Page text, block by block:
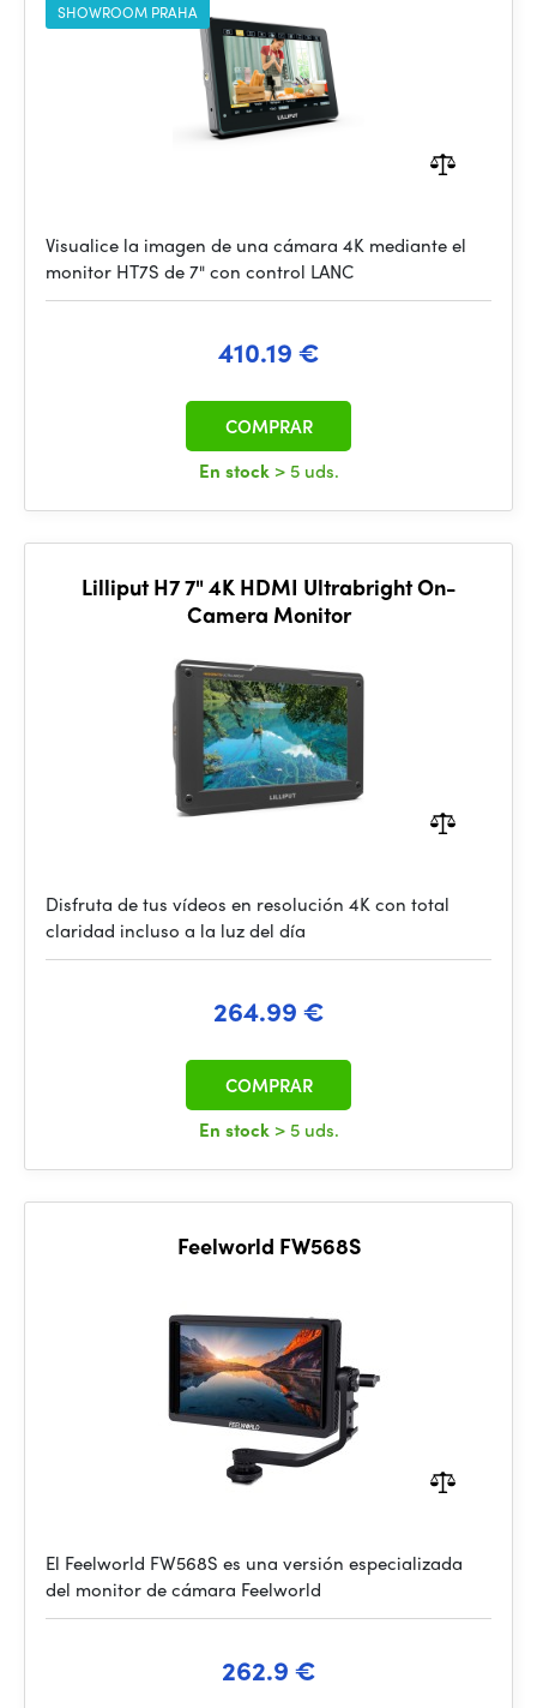
SHOWROOM PRAHA
Visualice la imagen de una cámara 4K mediante el
monitor HT7S de 7" con control LANC
410.19 €
En stock > 5 uds.
COMPRAR
Lilliput H7 7" 4K HDMI Ultrabright On-
Camera Monitor
Disfruta de tus vídeos en resolución 4K con total
claridad incluso a la luz del día
264.99 €
En stock > 5 uds.
COMPRAR
Feelworld FW568S
El Feelworld FW568S es una versión especializada
del monitor de cámara Feelworld
262.9 €